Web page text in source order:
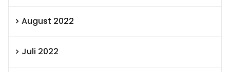
August 2022
Juli 2022